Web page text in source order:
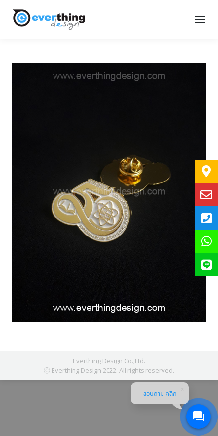
Everthing Design Co.,Ltd.
Ⓒ Everthing Design 2022. All rights reserved.
สอบถาม คลิก